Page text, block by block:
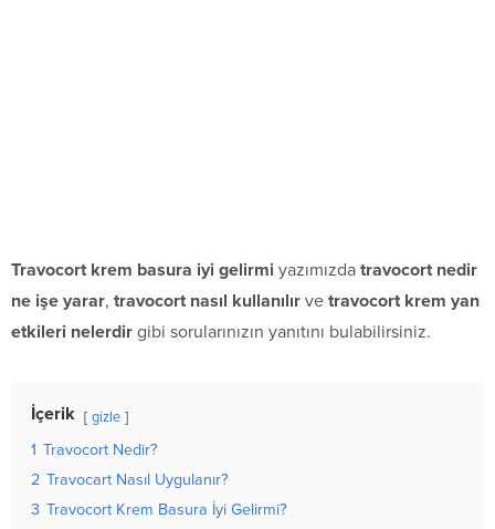
Travocort krem basura iyi gelirmi yazımızda travocort nedir
ne işe yarar, travocort nasıl kullanılır ve travocort krem yan
etkileri nelerdir gibi sorularınızın yanıtını bulabilirsiniz.
İçerik gizle
1 Travocort Nedir?
2 Travocart Nasıl Uygulanır?
3 Travocort Krem Basura İyi Gelirmi?